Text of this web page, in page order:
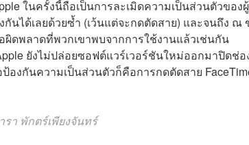
ในครั้งนี้ถือเป็นการละเมิดความเป็นส่วนตัวขอ
นได้เลยด้วยซ้ำ (เว้นแต่จะกดตัดสาย) และจนถึง
ผิดพลาดที่พวกเขาพบจากการใช้งานแล้วเช่นกัน
ยังไม่ปล่อยซอฟต์แวร์เวอร์ชันใหม่ออกมาปิดช่
องกันความเป็นส่วนตัวก็คือการกดตัดสาย
า พักตร์เพียงจันทร์